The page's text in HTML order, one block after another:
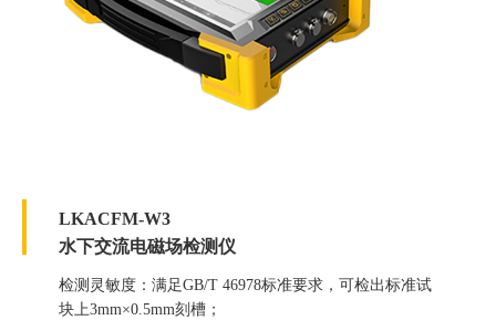
LKACFM-W3
水下交流电磁场检测仪
检测灵敏度：满足GB/T 46978标准要求，可检出标准试
块上3mm×0.5mm刻槽；